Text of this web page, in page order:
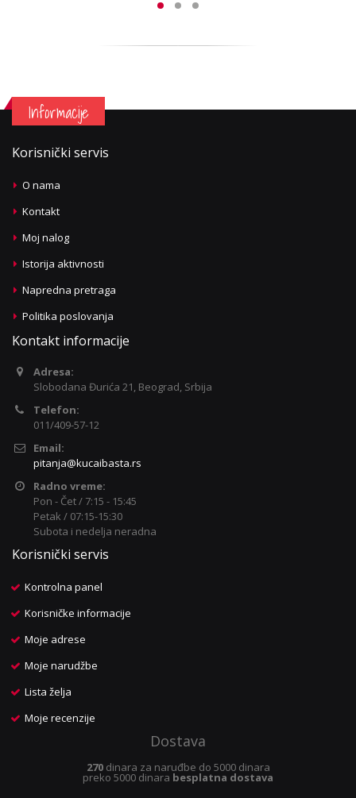
Informacije
Korisnički servis
O nama
Kontakt
Moj nalog
Istorija aktivnosti
Napredna pretraga
Politika poslovanja
Kontakt informacije
Adresa:
Slobodana Đurića 21, Beograd, Srbija
Telefon:
011/409-57-12
Email:
pitanja@kucaibasta.rs
Radno vreme:
Pon - Čet / 7:15 - 15:45
Petak / 07:15-15:30
Subota i nedelja neradna
Korisnički servis
Kontrolna panel
Korisničke informacije
Moje adrese
Moje narudžbe
Lista želja
Moje recenzije
Dostava
270dinara za naruđbe do 5000 dinara
preko 5000 dinara besplatna dostava